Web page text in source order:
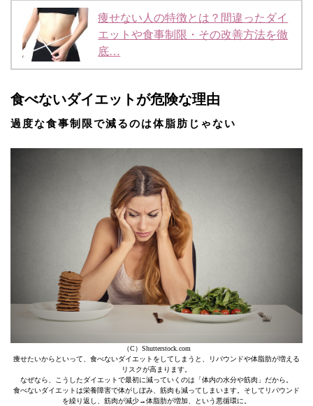
痩せない人の特徴とは？間違ったダイ
エットや食事制限・その改善方法を徹
底…
食べないダイエットが危険な理由
過度な食事制限で減るのは体脂肪じゃない
（C）Shutterstock.com
痩せたいからといって、食べないダイエットをしてしまうと、リバウンドや体脂肪が増える
リスクが高まります。
なぜなら、こうしたダイエットで最初に減っていくのは「体内の水分や筋肉」だから。
食べないダイエットは栄養障害で体がしぼみ、筋肉も減ってしまいます。そしてリバウンド
を繰り返し、筋肉が減少→体脂肪が増加、という悪循環に。